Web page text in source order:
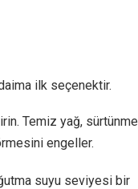
ilk seçenektir.
Temiz yağ, sürtünme
engeller.
suyu seviyesi bir